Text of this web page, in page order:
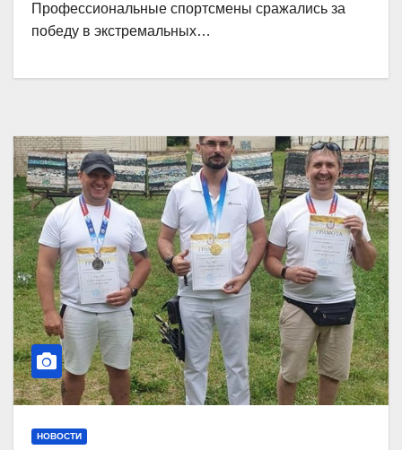
Профессиональные спортсмены сражались за
победу в экстремальных…
НОВОСТИ